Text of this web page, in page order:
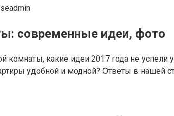
современные идеи, фото
какие идеи 2017 года не
удобной и модной? Ответы в нашей